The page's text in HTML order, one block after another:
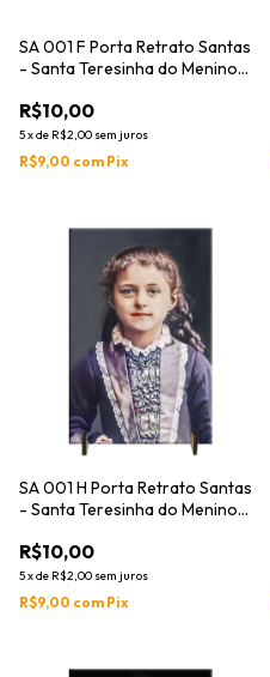
SA 001 F Porta Retrato Santas
- Santa Teresinha do Menino
R$10,00
5xde R$2,00 sem juros
R$9,00 com Pix
SA 001 H Porta Retrato Santas
- Santa Teresinha do Menino
R$10,00
5xde R$2,00 sem juros
R$9,00 com Pix